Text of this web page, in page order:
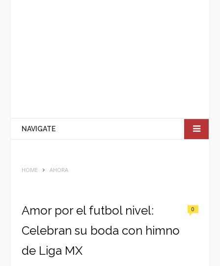
NAVIGATE
HOME AHORA
Amor por el futbol nivel:
Celebran su boda con himno
de Liga MX
0